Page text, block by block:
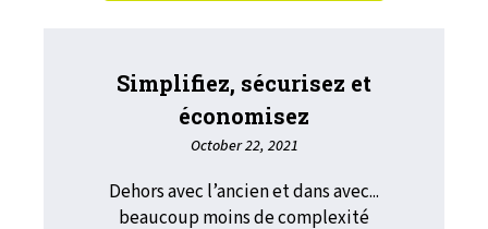
Simplifiez, sécurisez et
économisez
October 22, 2021
Dehors avec l’ancien et dans avec...
beaucoup moins de complexité